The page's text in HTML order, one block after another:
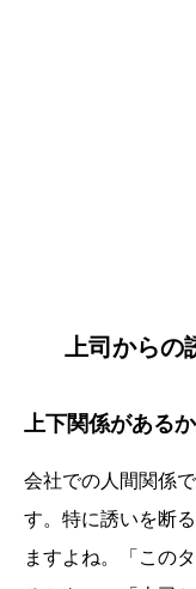
上司からの
上下関係がある
会社での人間関係
す。特に誘いを断
ますよね。「この